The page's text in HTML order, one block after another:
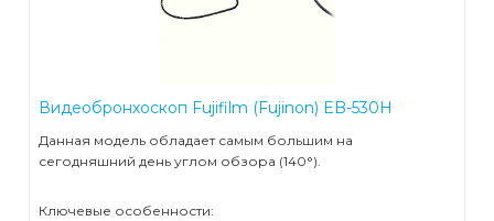
Видеобронхоскоп Fujifilm (Fujinon) EB-530H
Данная модель обладает самым большим на
сегодняшний день углом обзора (140°).
Ключевые особенности: